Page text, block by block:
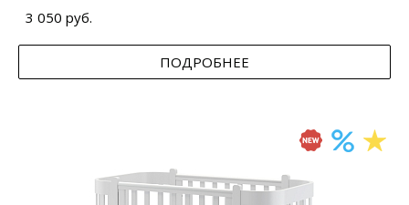
3 050 руб.
ПОДРОБНЕЕ